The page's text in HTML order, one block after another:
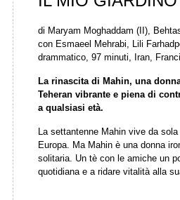
di Maryam Moghaddam (II),
con Esmaeel Mehrabi, Lili
drammatico, 97 minuti, Iran,
La rinascita di Mahin, una
Teheran vibrante e piena di
a qualsiasi età.
La settantenne Mahin vive da
Europa. Ma Mahin è una donna
solitaria. Un tè con le amiche un
quotidiana e a ridare vitalità alla